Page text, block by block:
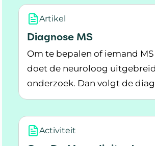
bijeenkomst van de
gesprek praten ze over
klachten en wat de
opgeleverd.
Artikel
Diagnose MS
Om te bepalen of iemand MS
doet de neuroloog uitgebreid
onderzoek. Dan volgt de
het MS?
Lees meer over Diagnose MS
Activiteit